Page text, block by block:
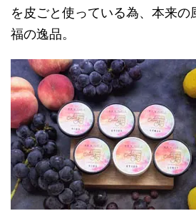
を皮ごと使っている為、本来の
福の逸品。